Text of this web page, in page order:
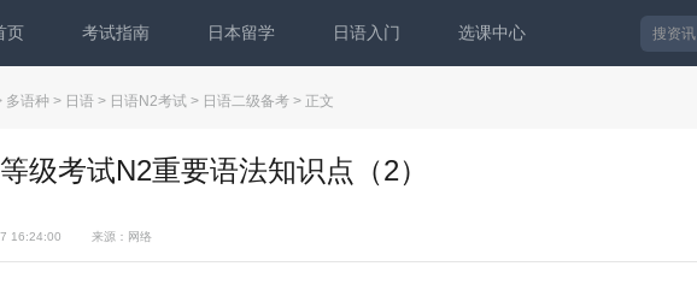
页 考试指南 日本留学 日语入门 选课中心
多语种 > 日语 > 日语N2考试 > 日语二级备考 > 正文
级考试N2重要语法知识点（2）
16:24:00 来源：网络